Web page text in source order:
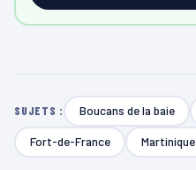
SUJETS : Boucans de la baie
Fort-de-France Martinique